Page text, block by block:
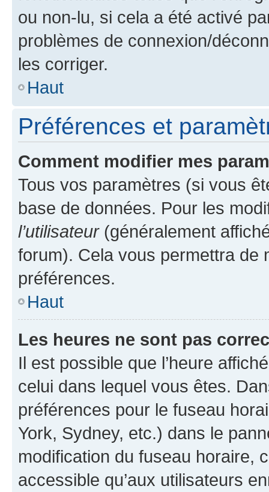
ou non-lu, si cela a été activé
problèmes de connexion/
les corriger.
Haut
Préférences et
Comment modifier mes
Tous vos paramètres (si vous
base de données. Pour les
l’utilisateur(généralement
forum). Cela vous permettra de
préférences.
Haut
Les heures ne sont pas
Il est possible que l’heure
celui dans lequel vous êtes.
préférences pour le fuseau
York, Sydney, etc.) dans le
modification du fuseau horaire,
accessible qu’aux utilisateurs